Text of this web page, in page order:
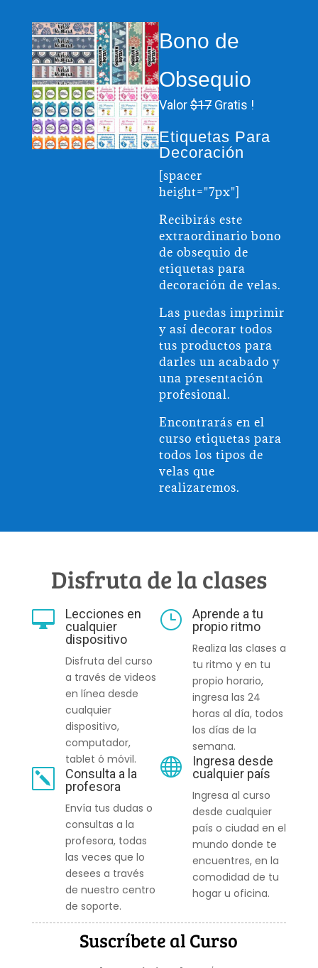
Bono de
Obsequio
Valor$17Gratis !
Etiquetas Para
Decoración
[spacer
height="7px"]
Recibirás este
extraordinario bono
de obsequio de
etiquetas para
decoración de velas.
Las puedas imprimir
y así decorar todos
tus productos para
darles un acabado y
una presentación
profesional.
Encontrarás en el
curso etiquetas para
todos los tipos de
velas que
realizaremos.
Disfruta de la clases

Lecciones en
cualquier
dispositivo
Disfruta del curso
a través de videos
en línea desde
cualquier
dispositivo,
computador,
tablet ó móvil.
k
Consulta a la
profesora
Envía tus dudas o
consultas a la
profesora, todas
las veces que lo
desees a través
de nuestro centro
de soporte.
}
Aprende a tu
propio ritmo
Realiza las clases a
tu ritmo y en tu
propio horario,
ingresa las 24
horas al día, todos
los días de la
semana.

Ingresa desde
cualquier país
Ingresa al curso
desde cualquier
país o ciudad en el
mundo donde te
encuentres, en la
comodidad de tu
hogar u oficina.
Suscríbete al Curso